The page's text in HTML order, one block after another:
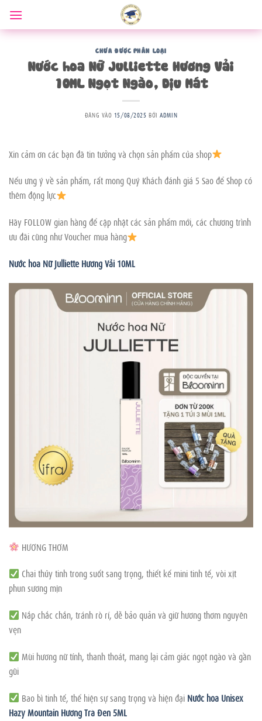
qua
nội
CHƯA ĐƯỢC PHÂN LOẠI
Nước hoa Nữ Julliette Hương Vải
10ML Ngọt Ngào, Dịu Mát
ĐĂNG VÀO 15/08/2025 BỞIADMIN
Xin cảm ơn các bạn đã tin tưởng và chọn sản phẩm của shop
Nếu ưng ý về sản phẩm, rất mong Quý Khách đánh giá 5 Sao để Shop có
thêm động lực
Hãy FOLLOW gian hàng để cập nhật các sản phẩm mới, các chương trình
ưu đãi cũng như Voucher mua hàng
Nước hoa Nữ Julliette Hương Vải 10ML
HƯƠNG THƠM
Chai thủy tinh trong suốt sang trọng, thiết kế mini tinh tế, vòi xịt
phun sương mịn
Nắp chắc chắn, tránh rò rỉ, dễ bảo quản và giữ hương thơm nguyên
vẹn
Mùi hương nữ tính, thanh thoát, mang lại cảm giác ngọt ngào và gần
gũi
Bao bì tinh tế, thể hiện sự sang trọng và hiện đại Nước hoa Unisex
Hazy Mountain Hương Trà Đen 5ML